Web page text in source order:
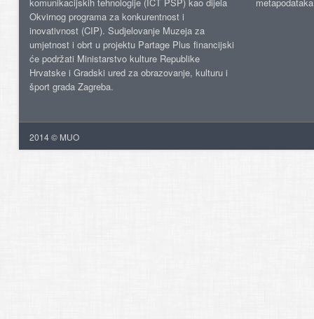
Okvirnog programa za konkurentnost i
inovativnost (CIP). Sudjelovanje Muzeja za
umjetnost i obrt u projektu Partage Plus financijski
će podržati Ministarstvo kulture Republike
Hrvatske i Gradski ured za obrazovanje, kulturu i
šport grada Zagreba.
2014 © MUO